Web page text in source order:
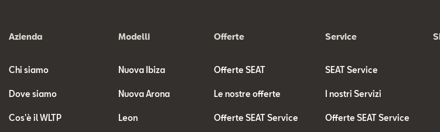
Azienda
Chi siamo
Dove siamo
Cos'è il WLTP
Modelli
Nuova Ibiza
Nuova Arona
Leon
Offerte
Offerte SEAT
Le nostre offerte
Offerte SEAT Service
Service
SEAT Service
I nostri Servizi
Offerte SEAT Service